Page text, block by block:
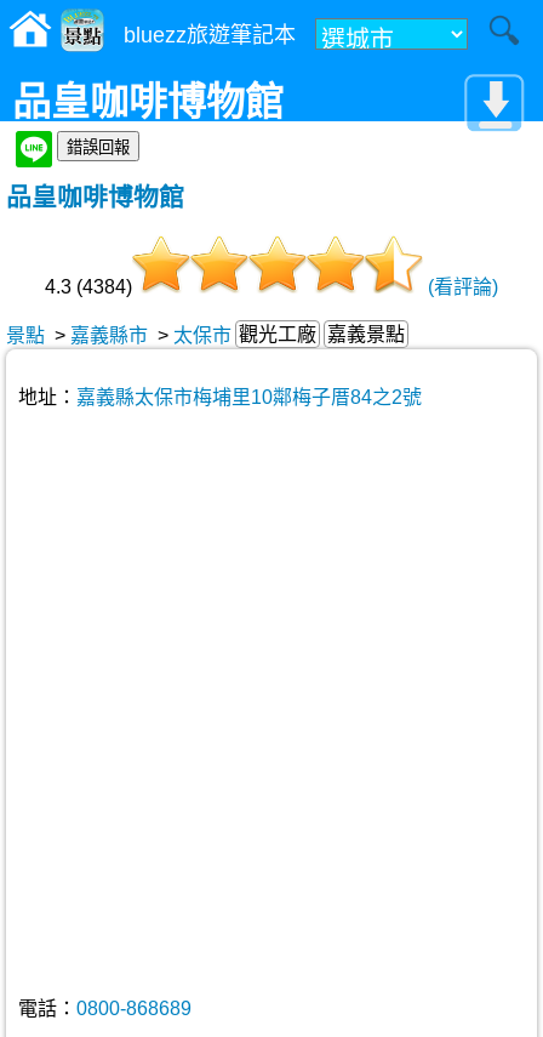
bluezz旅遊筆記本
品皇咖啡博物館
品皇咖啡博物館
4.3 (4384) (看評論)
景點 > 嘉義縣市 > 太保市 觀光工廠 嘉義景點
地址： 嘉義縣太保市梅埔里10鄰梅子厝84之2號
電話： 0800-868689